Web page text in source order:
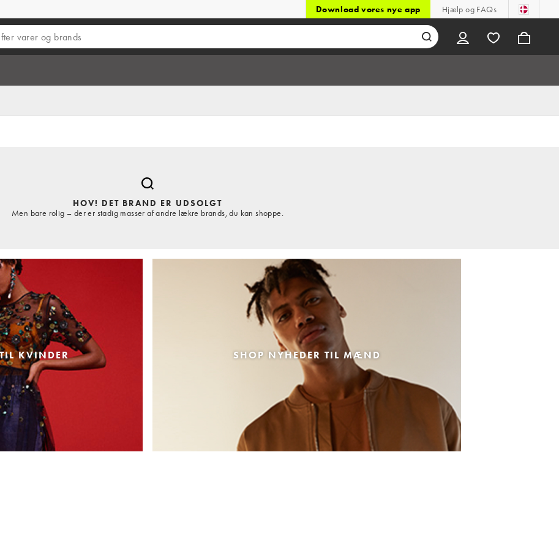
Download vores nye app Hjælp og FAQs
HOV! DET BRAND ER UDSOLGT
Men bare rolig – der er stadig masser af andre lækre brands, du kan shoppe.
KVINDER SHOP NYHEDER TIL MÆND